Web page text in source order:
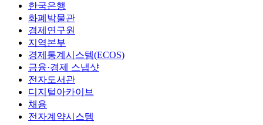
한국은행
화폐박물관
경제연구원
지역본부
경제통계시스템(ECOS)
금융·경제 스냅샷
전자도서관
디지털아카이브
채용
전자계약시스템